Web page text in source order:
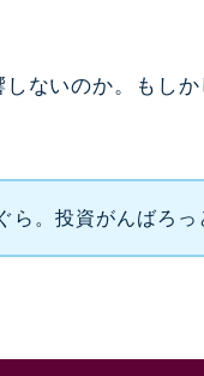
ないのか。もし
ら。投資がんばろっ